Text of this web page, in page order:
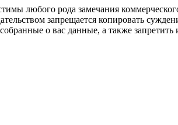
любого рода замечания
запрещается копировать
о вас данные, а также запретить